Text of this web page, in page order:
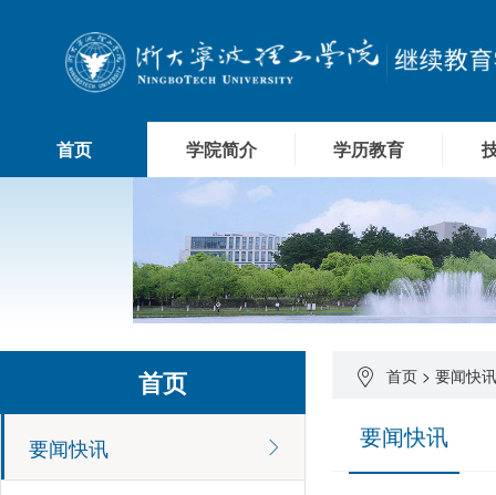
首页 学院简介 学历教育
首页 > 要闻快讯
要闻快讯
首页
要闻快讯